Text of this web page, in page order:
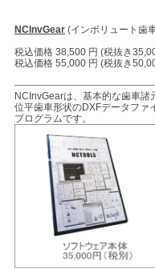
NCInvGear (インボリュート歯
税込価格 38,500 円 (税抜き
税込価格 55,000 円 (税抜き
NCInvGearは、基本的な歯車
位平歯車形状のDXFデータファ
プログラムです。